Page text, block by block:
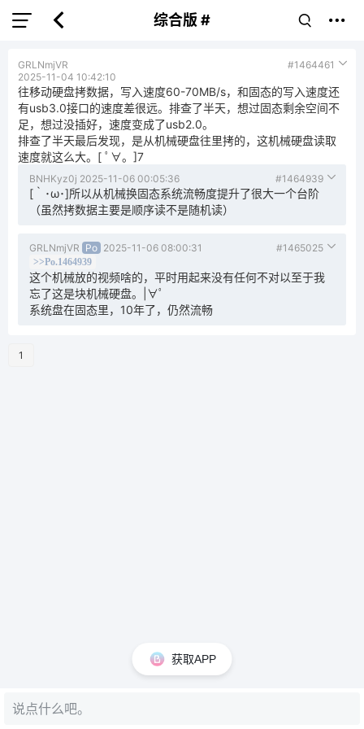
综合版 #
GRLNmjVR
#1464461
2025-11-04 10:42:10
往移动硬盘拷数据，写入速度60-70MB/s，和固态的写入速度还
有usb3.0接口的速度差很远。排查了半天，想过固态剩余空间不
足，想过没插好，速度变成了usb2.0。
排查了半天最后发现，是从机械硬盘往里拷的，这机械硬盘读取
速度就这么大。[ ﾟ∀。]7
BNHKyz0j 2025-11-06 00:05:36 #1464939
[｀･ω･]所以从机械换固态系统流畅度提升了很大一个台阶
（虽然拷数据主要是顺序读不是随机读）
GRLNmjVR Po 2025-11-06 08:00:31 #1465025
>>Po.1464939
这个机械放的视频啥的，平时用起来没有任何不对以至于我
忘了这是块机械硬盘。|∀ﾟ
系统盘在固态里，10年了，仍然流畅
1
说点什么吧。
获取APP